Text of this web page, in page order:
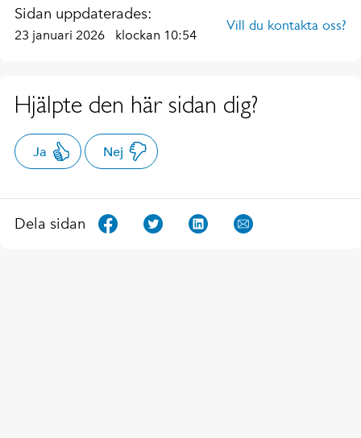
Sidan uppdaterades:
23 januari 2026 klockan 10:54
Vill du kontakta oss?
Hjälpte den här sidan dig?
Ja Nej
Dela sidan